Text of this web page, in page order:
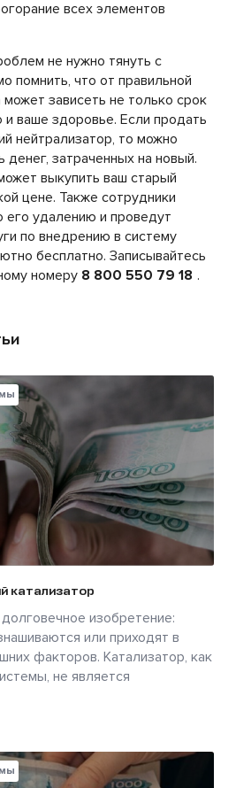
всех элементов
не нужно тянуть с
помнить, что от правильной
зависеть не только срок
ваше здоровье. Если продать
нейтрализатор, то можно
денег, затраченных на новый.
выкупить ваш старый
цене. Также сотрудники
удалению и проведут
по внедрению в систему
бесплатно. Записывайтесь
номеру 8 800 550 79 18 .
катализатор
изобретение:
или приходят в
факторов. Катализатор, как
не является